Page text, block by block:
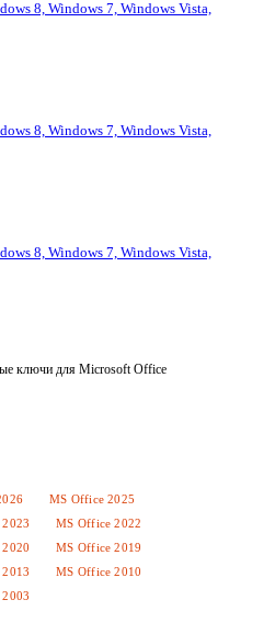
8, Windows 7, Windows Vista,
8, Windows 7, Windows Vista,
8, Windows 7, Windows Vista,
ключи для Microsoft Office
MS Office 2025
MS Office 2022
MS Office 2019
MS Office 2010